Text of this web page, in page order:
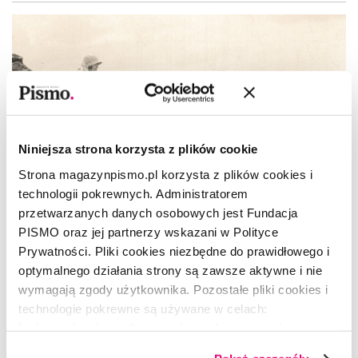
Niniejsza strona korzysta z plików cookie
Strona magazynpismo.pl korzysta z plików cookies i
technologii pokrewnych. Administratorem
przetwarzanych danych osobowych jest Fundacja
PISMO oraz jej partnerzy wskazani w Polityce
Prywatności. Pliki cookies niezbędne do prawidłowego i
optymalnego działania strony są zawsze aktywne i nie
wymagają zgody użytkownika. Pozostałe pliki cookies i
technologie pokrewne są używane w celach: